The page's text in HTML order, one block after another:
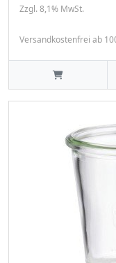
Zzgl. 8,1% MwSt.
Versandkostenfrei ab